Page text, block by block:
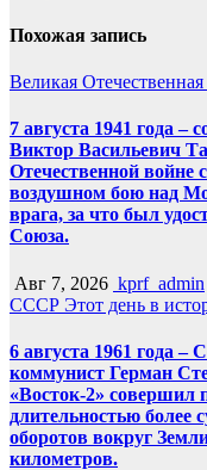
Похожая запись
Великая
7 августа 1941 года –
Виктор Васильевич
Отечественной войне
воздушном бою над
врага, за что был
Союза.
Авг 7, 2026 kprf_admin
СССР Этот день в
6 августа 1961 года –
коммунист Герман
«Восток-2» совершил
длительностью более
оборотов вокруг
километров.